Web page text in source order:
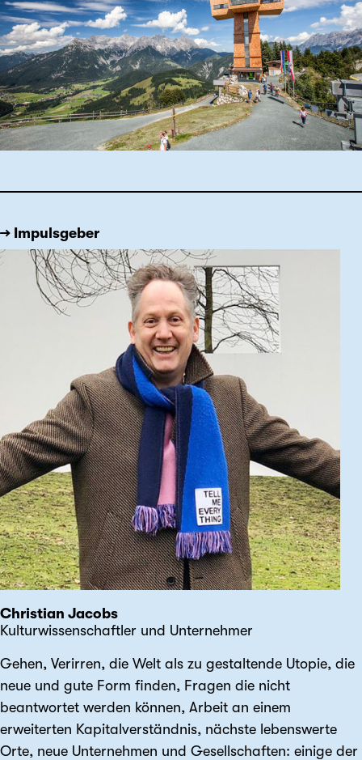
→ Impulsgeber
Christian Jacobs
Kulturwissenschaftler und Unternehmer
Gehen, Verirren, die Welt als zu gestaltende Utopie, die
neue und gute Form finden, Fragen die nicht
beantwortet werden können, Arbeit an einem
erweiterten Kapitalverständnis, nächste lebenswerte
Orte, neue Unternehmen und Gesellschaften: einige der